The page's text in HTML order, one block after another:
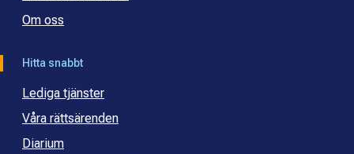
Om oss
Hitta snabbt
Lediga tjänster
Våra rättsärenden
Diarium